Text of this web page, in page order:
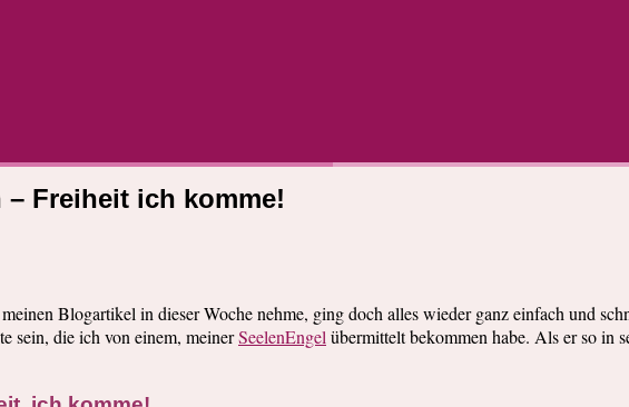
Freiheit ich komme!
Blogartikel in dieser Woche nehme, ging doch alles wieder ganz einfach und
sein, die ich von einem, meinerSeelenEngelübermittelt bekommen habe. Als er so in